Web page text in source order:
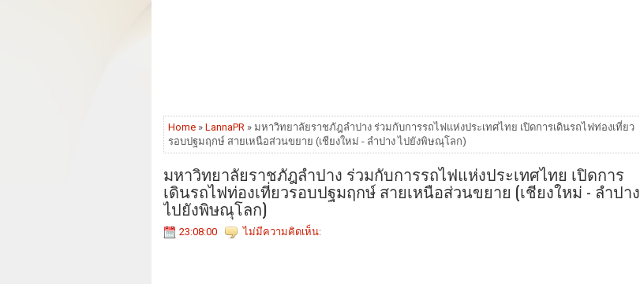
Home » LannaPR » มหาวิทยาลัยราชภัฎลำปาง ร่วมกับการรถไฟแห่งประเทศไทย เปิดการเดินรถไฟท่องเที่ยว
รอบปฐมฤกษ์ สายเหนือส่วนขยาย (เชียงใหม่ - ลำปาง ไปยังพิษณุโลก)
มหาวิทยาลัยราชภัฎลำปาง ร่วมกับการรถไฟแห่งประเทศไทย เปิดการ
เดินรถไฟท่องเที่ยวรอบปฐมฤกษ์ สายเหนือส่วนขยาย (เชียงใหม่ - ลำปาง
ไปยังพิษณุโลก)
23:08:00 ไม่มีความคิดเห็น: